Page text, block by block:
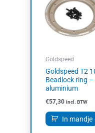
Goldspeed
Goldspeed T2
Beadlock ring –
aluminium
€57,30 incl. BTW
In mandje